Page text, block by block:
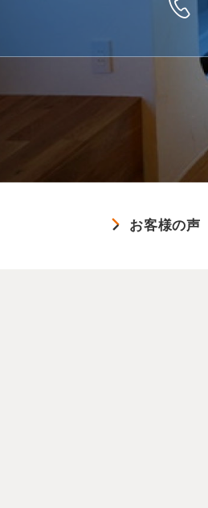
お客様の声